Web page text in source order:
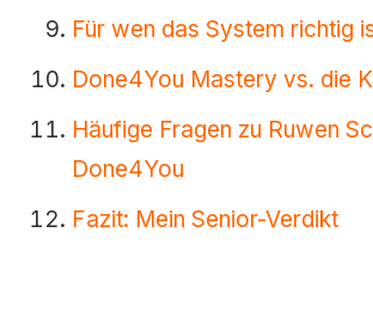
Für wen das System richtig
Done4You Mastery vs. die
Häufige Fragen zu Ruwen
Done4You
Fazit: Mein Senior-Verdikt